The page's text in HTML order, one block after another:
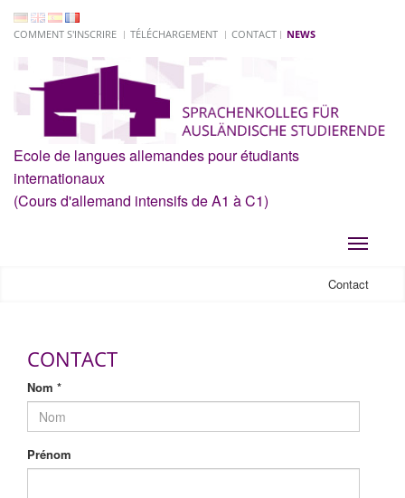
COMMENT S'INSCRIRE TÉLÉCHARGEMENT CONTACT NEWS
Ecole de langues allemandes pour étudiants
internationaux
(Cours d'allemand intensifs de A1 à C1)
Toggle
Contact
CONTACT
Nom *
Prénom